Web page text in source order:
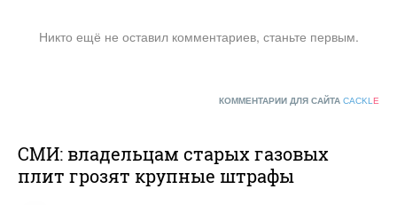
Никто ещё не оставил комментариев, станьте первым.
КОММЕНТАРИИ ДЛЯ САЙТА CACKL E
СМИ: владельцам старых газовых
плит грозят крупные штрафы